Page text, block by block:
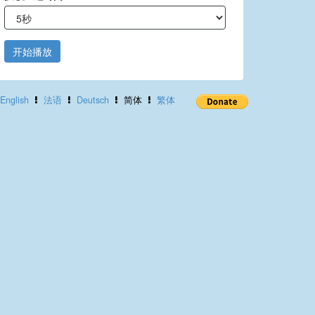
开始播放
English 法语 Deutsch 简体 繁体